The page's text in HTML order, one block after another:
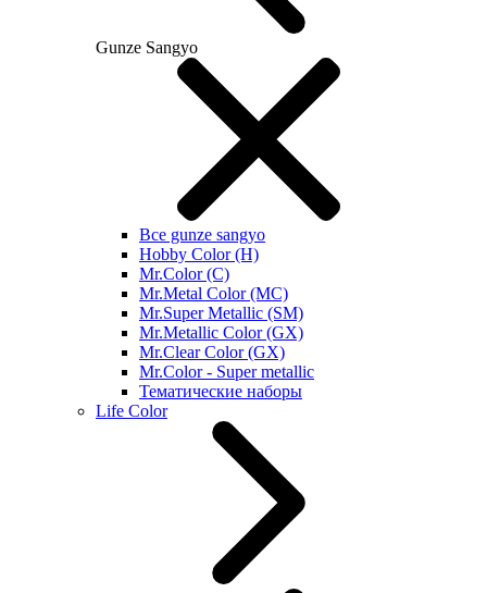
Gunze Sangyo
Все gunze sangyo
Hobby Color (H)
Mr.Color (C)
Mr.Metal Color (MC)
Mr.Super Metallic (SM)
Mr.Metallic Color (GX)
Mr.Clear Color (GX)
Mr.Color - Super metallic
Тематические наборы
Life Color